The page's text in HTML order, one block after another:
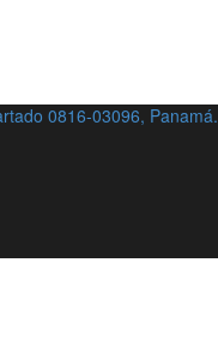
0816-03096, Panamá.